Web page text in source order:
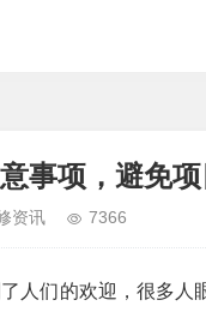
事项，避免
资讯 7366
人们的欢迎，很多